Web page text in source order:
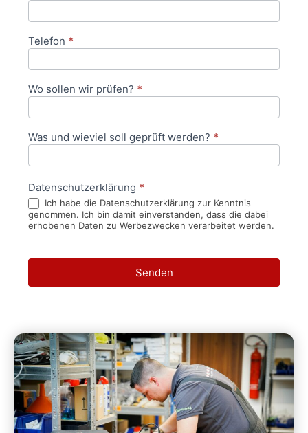
Telefon *
Wo sollen wir prüfen? *
Was und wieviel soll geprüft werden? *
Datenschutzerklärung *
Ich habe die Datenschutzerklärung zur Kenntnis
genommen. Ich bin damit einverstanden, dass die dabei
erhobenen Daten zu Werbezwecken verarbeitet werden.
Senden